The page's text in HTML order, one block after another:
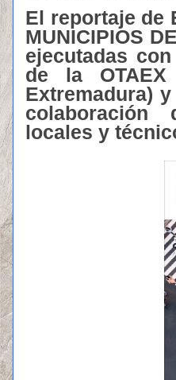
El reportaje de
MUNICIPIOS
ejecutadas
de la
Extremadura)
colaboración
locales y